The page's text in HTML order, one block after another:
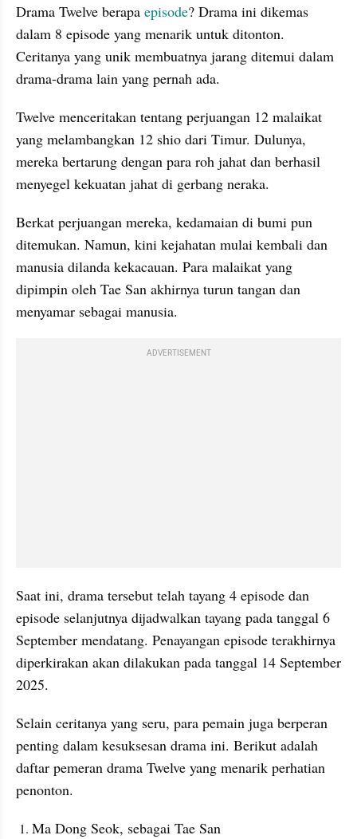
Drama Twelve berapa episode? Drama ini dikemas
dalam 8 episode yang menarik untuk ditonton.
Ceritanya yang unik membuatnya jarang ditemui dalam
drama-drama lain yang pernah ada.
Twelve menceritakan tentang perjuangan 12 malaikat
yang melambangkan 12 shio dari Timur. Dulunya,
mereka bertarung dengan para roh jahat dan berhasil
menyegel kekuatan jahat di gerbang neraka.
Berkat perjuangan mereka, kedamaian di bumi pun
ditemukan. Namun, kini kejahatan mulai kembali dan
manusia dilanda kekacauan. Para malaikat yang
dipimpin oleh Tae San akhirnya turun tangan dan
menyamar sebagai manusia.
ADVERTISEMENT
Saat ini, drama tersebut telah tayang 4 episode dan
episode selanjutnya dijadwalkan tayang pada tanggal 6
September mendatang. Penayangan episode terakhirnya
diperkirakan akan dilakukan pada tanggal 14 September
2025.
Selain ceritanya yang seru, para pemain juga berperan
penting dalam kesuksesan drama ini. Berikut adalah
daftar pemeran drama Twelve yang menarik perhatian
penonton.
Ma Dong Seok, sebagai Tae San